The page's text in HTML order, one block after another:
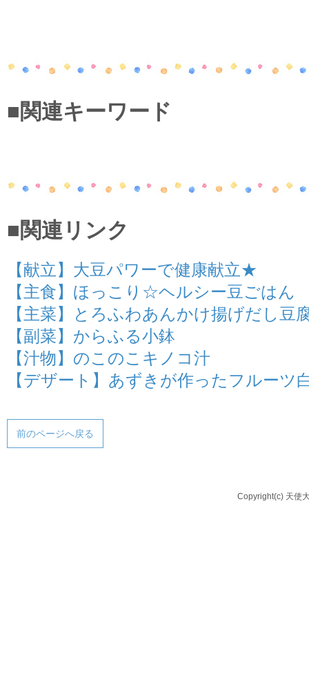
■関連キーワード
■関連リンク
【献立】大豆パワーで健康献立★
【主食】ほっこり☆ヘルシー豆ごはん
【主菜】とろふわあんかけ揚げだし豆
【副菜】からふる小鉢
【汁物】のこのこキノコ汁
【デザート】あずきが作ったフルーツ
前のページへ戻る
Copyright(c) 天使